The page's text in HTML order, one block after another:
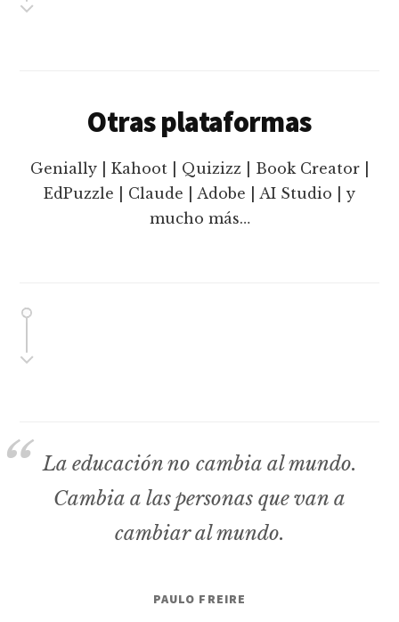
Otras plataformas
Genially | Kahoot | Quizizz | Book Creator |
EdPuzzle | Claude | Adobe | AI Studio | y
mucho más…
La educación no cambia al mundo.
Cambia a las personas que van a
cambiar al mundo.
PAULO FREIRE